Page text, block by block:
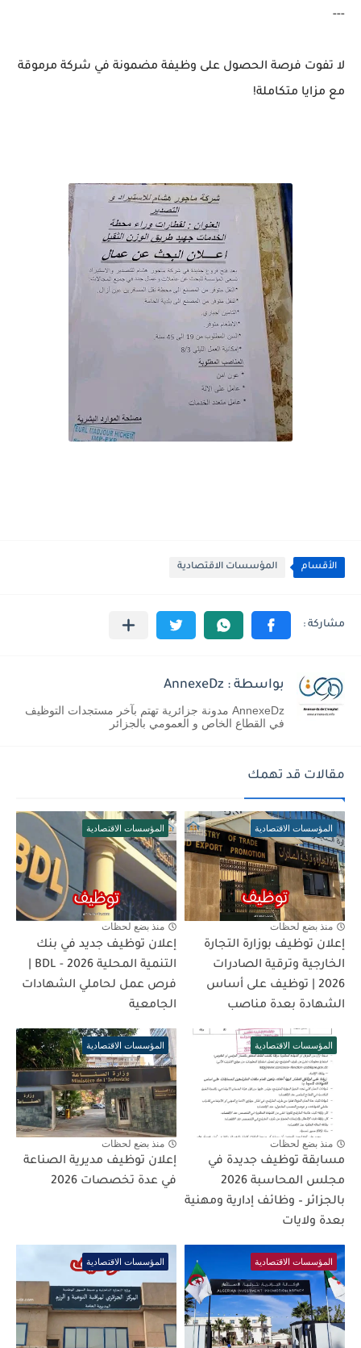
---
لا تفوت فرصة الحصول على وظيفة مضمونة في شركة مرموقة
مع مزايا متكاملة!
الأقسام المؤسسات الاقتصادية
بواسطة : AnnexeDz
AnnexeDz مدونة جزائرية تهتم بآخر مستجدات التوظيف
في القطاع الخاص و العمومي بالجزائر
مقالات قد تهمك
المؤسسات الاقتصادية
منذ بضع لحظات
إعلان توظيف بوزارة التجارة
الخارجية وترقية الصادرات
2026 | توظيف على أساس
الشهادة بعدة مناصب
المؤسسات الاقتصادية
منذ بضع لحظات
إعلان توظيف جديد في بنك
فرص عمل لحاملي الشهادات
الجامعية
المؤسسات الاقتصادية
منذ بضع لحظات
مسابقة توظيف جديدة في
مجلس المحاسبة 2026
بالجزائر – وظائف إدارية ومهنية
بعدة ولايات
المؤسسات الاقتصادية
منذ بضع لحظات
إعلان توظيف مديرية الصناعة
في عدة تخصصات 2026
المؤسسات الاقتصادية المؤسسات الاقتصادية